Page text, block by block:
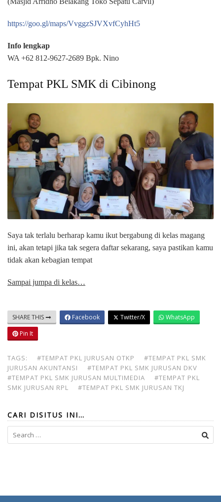
https://goo.gl/maps/VvggzSJVXvfCyhHt5
Info lengkap
WA +62 812-9627-2689 Bpk. Nino
Tempat PKL SMK di Cibinong
Saya tak terlalu berharap kamu ikut bergabung di kelas magang
ini, akan tetapi jika tak segera daftar sekarang, saya pastikan kamu
tidak akan kebagian tempat
Sampai jumpa di kelas…
SHARE THIS Facebook Twitter/X
WhatsApp
Pin It
TAGS: #TEMPAT PKL JURUSAN OTKP
#TEMPAT PKL SMK
JURUSAN AKUNTANSI
#TEMPAT PKL SMK JURUSAN DKV
#TEMPAT PKL SMK JURUSAN MULTIMEDIA
#TEMPAT PKL
SMK JURUSAN RPL
#TEMPAT PKL SMK JURUSAN TKJ
CARI DISITUS INI…
Search
for: